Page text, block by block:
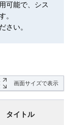
可能で、シス
。
さい。
画面サイズで表示
タイトル